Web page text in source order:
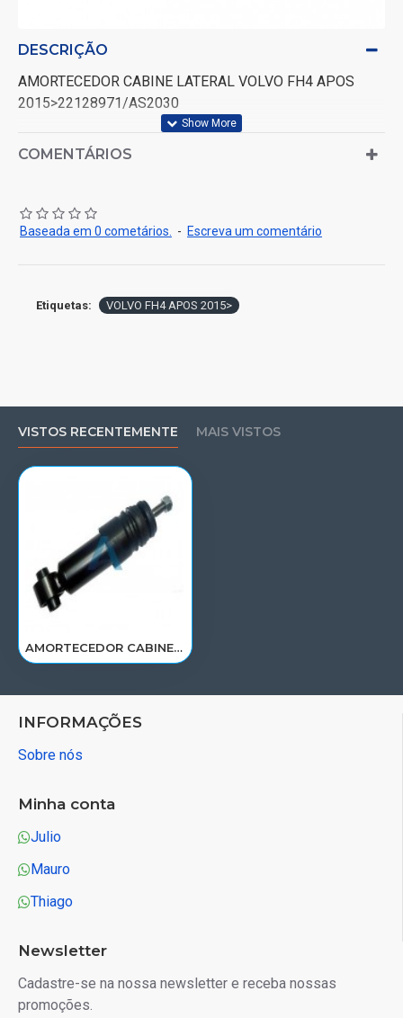
DESCRIÇÃO
AMORTECEDOR CABINE LATERAL VOLVO FH4 APOS
2015>22128971/AS2030
COMENTÁRIOS
Baseada em 0 cometários. - Escreva um comentário
Etiquetas: VOLVO FH4 APOS 2015>
VISTOS RECENTEMENTE MAIS VISTOS
AMORTECEDOR CABINE LATERAL VOLVO FH4 APOS 2015>22128971/AS2030
INFORMAÇÕES
Sobre nós
Minha conta
Julio
Mauro
Thiago
Newsletter
Cadastre-se na nossa newsletter e receba nossas
promoções.